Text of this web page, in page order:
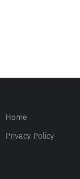
Home
Privacy Policy